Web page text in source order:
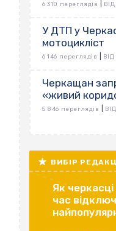
6 310 переглядів
У ДТП у
мотоцикліст
6 146 переглядів
Черкащан
«живий
5 846 переглядів
ВИБІР
Як
час